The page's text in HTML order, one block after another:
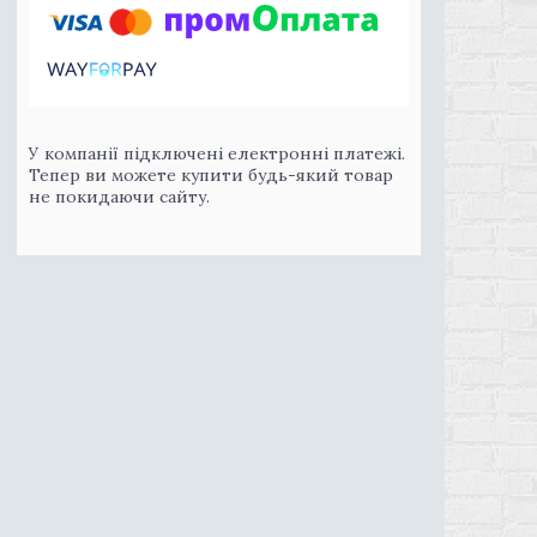
У компанії підключені електронні платежі.
Тепер ви можете купити будь-який товар
не покидаючи сайту.